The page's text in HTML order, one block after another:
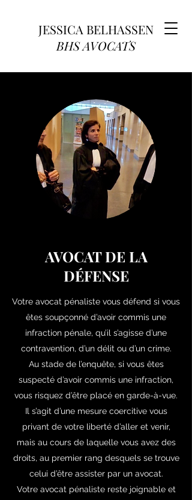
JESSICA BELHASSEN
BHS AVOCATS
AVOCAT DE LA
DÉFENSE
Votre avocat pénaliste vous défend si vous
êtes soupçonné d’avoir commis une
infraction pénale, qu’il s’agisse d’une
contravention, d’un délit ou d’un crime.
Au stade de l’enquête, si vous êtes
suspecté d’avoir commis une infraction,
vous risquez d’être placé en garde-à-vue.
Il s’agit d’une mesure coercitive vous
privant de votre liberté d’aller et venir,
mais au cours de laquelle vous avez des
droits, au premier rang desquels se trouve
celui d’être assister par un avocat.
Votre avocat pénaliste reste joignable et